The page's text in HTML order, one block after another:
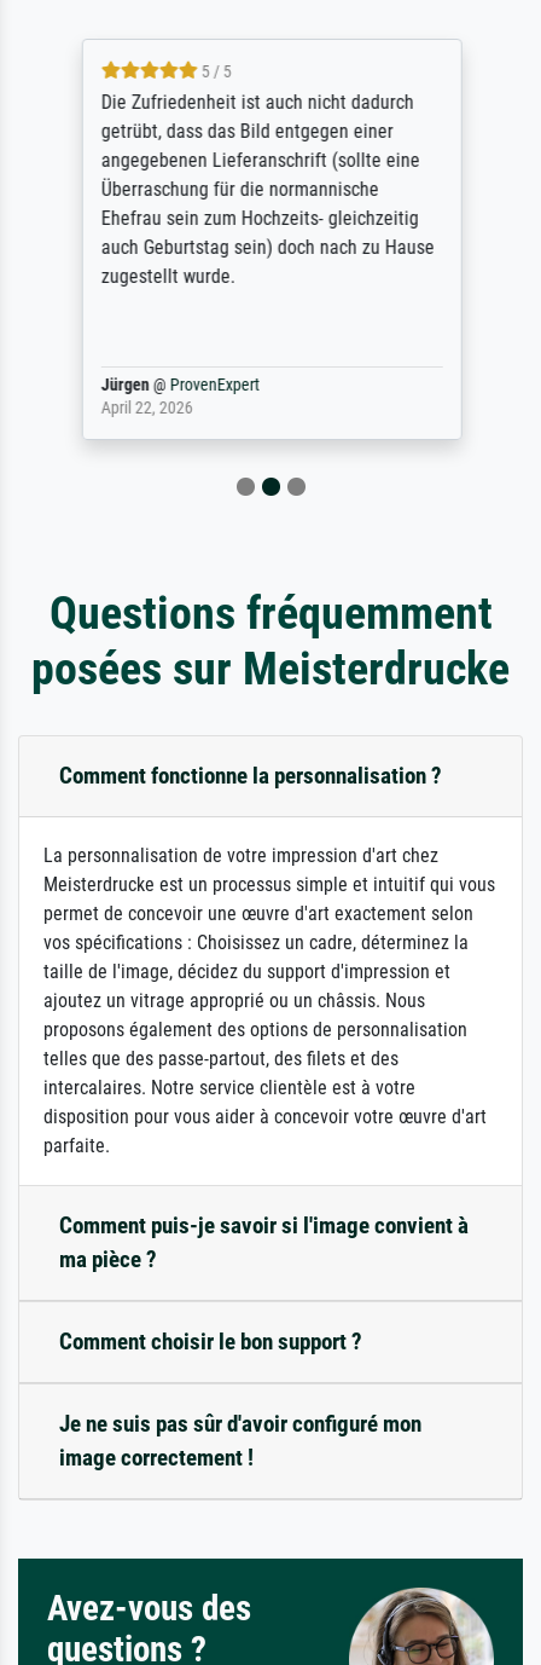
5 / 5
Die Zufriedenheit ist auch nicht dadurch
getrübt, dass das Bild entgegen einer
angegebenen Lieferanschrift (sollte eine
Überraschung für die normannische
Ehefrau sein zum Hochzeits- gleichzeitig
auch Geburtstag sein) doch nach zu Hause
zugestellt wurde.
Jürgen@ ProvenExpert
April 22, 2026
Questions fréquemment
posées sur Meisterdrucke
Comment fonctionne la personnalisation ?
La personnalisation de votre impression d'art chez
Meisterdrucke est un processus simple et intuitif qui vous
permet de concevoir une œuvre d'art exactement selon
vos spécifications : Choisissez un cadre, déterminez la
taille de l'image, décidez du support d'impression et
ajoutez un vitrage approprié ou un châssis. Nous
proposons également des options de personnalisation
telles que des passe-partout, des filets et des
intercalaires. Notre service clientèle est à votre
disposition pour vous aider à concevoir votre œuvre d'art
parfaite.
Comment puis-je savoir si l'image convient à
ma pièce ?
Comment choisir le bon support ?
Je ne suis pas sûr d'avoir configuré mon
image correctement !
Avez-vous des
questions ?